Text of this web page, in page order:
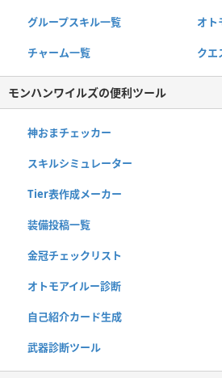
グループスキル一覧 オト
チャーム一覧 クエ
モンハンワイルズの便利ツール
神おまチェッカー
スキルシミュレーター
Tier表作成メーカー
装備投稿一覧
金冠チェックリスト
オトモアイルー診断
自己紹介カード生成
武器診断ツール